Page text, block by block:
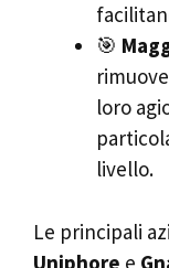
🎯
loro
livello.
Le principali
Uniphore e